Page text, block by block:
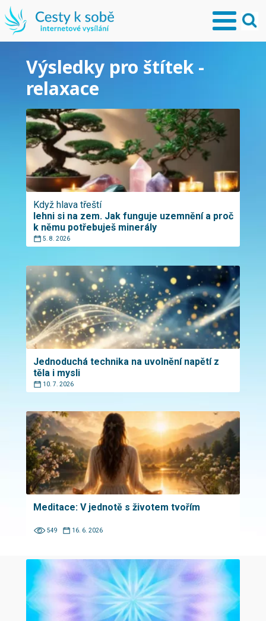
Výsledky pro štítek -
relaxace
Když hlava třeští
lehni si na zem. Jak funguje uzemnění a proč
k němu potřebuješ minerály
5. 8. 2026
Jednoduchá technika na uvolnění napětí z
těla i mysli
10. 7. 2026
Meditace: V jednotě s životem tvořím
549 16. 6. 2026